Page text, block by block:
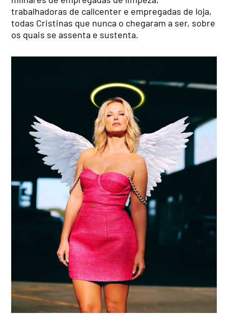
trabalhadoras de callcenter e empregadas de loja,
todas Cristinas que nunca o chegaram a ser, sobre
os quais se assenta e sustenta.